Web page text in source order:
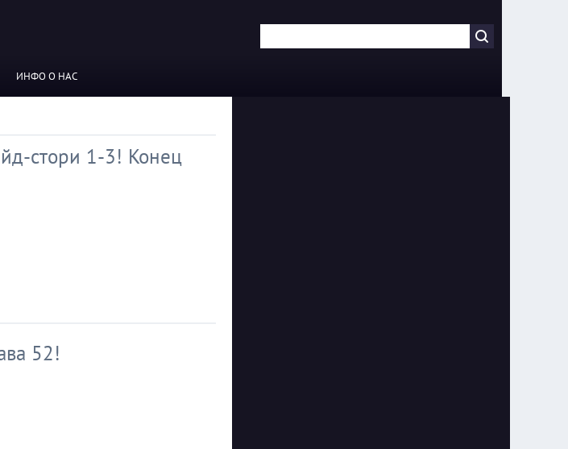
ИНФО О НАС
стори 1-3! Конец
52!